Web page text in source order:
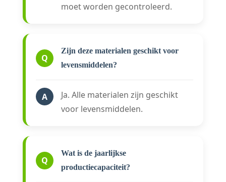
moet worden gecontroleerd.
Q
Zijn deze materialen geschikt voor
levensmiddelen?
A
Ja. Alle materialen zijn geschikt
voor levensmiddelen.
Q
Wat is de jaarlijkse
productiecapaciteit?